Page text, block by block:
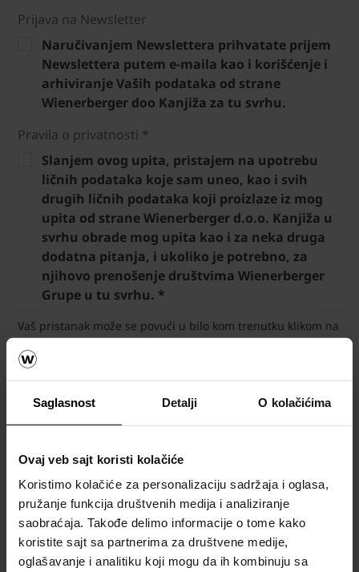
Saglasnost Detalji O kolačićima
Ovaj veb sajt koristi kolačiće
Koristimo kolačiće za personalizaciju sadržaja i oglasa,
pružanje funkcija društvenih medija i analiziranje
saobraćaja. Takođe delimo informacije o tome kako
koristite sajt sa partnerima za društvene medije,
oglašavanje i analitiku koji mogu da ih kombinuju sa
Prijava na Newsletter
Naručivanjem Newslettera prihvatate prijem
Newslettera putem e-maila kao i korišćenje i
arhiviranje Vaših podataka od strane
Wienerberger doo Kanjiža za tu svrhu.
Pravila o privatnosti *
Slanjem ovog upita, pristajem na upotrebu
ličnih podataka koje sam uneo, kao i svih
drugih ličnih podataka koji proizlaze iz mog
upita od strane Wienerberger d.o.o. Kanjiža u
svrhu obrade mog upita kao i za neka druga
dodatna pitanja, i ukoliko je potrebno, za
njihovo prenošenje društvima Wienerberger
Grupe u tu svrhu. *
Vaš pristanak može se povući u bilo kom trenutku klikom na
poveznicu za otkazivanje u Newsletteru ili slanjem zahtjeva
na e-mail adresu
brisanju podataka kao i o Vašim pravima u vezi upotrebe
vaših ličnih podataka, upućujemo na našaPravila o